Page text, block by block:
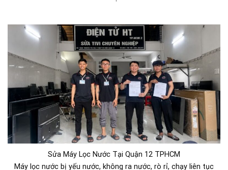
Sửa Máy Lọc Nước Tại Quận 12 TPHCM
Máy lọc nước bị yếu nước, không ra nước, rò rỉ, chạy liên tục